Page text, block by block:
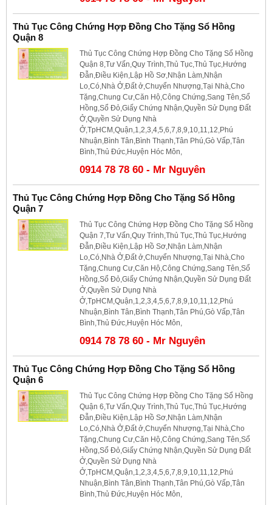
Thủ Tục Công Chứng Hợp Đồng Cho Tặng Sổ Hồng
Quận 8
Thủ Tục Công Chứng Hợp Đồng Cho Tặng Sổ Hồng
Quận 8,Tư Vấn,Quy Trình,Thủ Tục,Thủ Tục,Hướng
Đẫn,Điều Kiện,Lập Hồ Sơ,Nhận Làm,Nhận
Lo,Có,Nhà Ở,Đất ở,Chuyển Nhượng,Tại Nhà,Cho
Tặng,Chung Cư,Căn Hộ,Công Chứng,Sang Tên,Sổ
Hồng,Sổ Đỏ,Giấy Chứng Nhận,Quyền Sử Dụng Đất
Ở,Quyền Sử Dụng Nhà
Ở,TpHCM,Quận,1,2,3,4,5,6,7,8,9,10,11,12,Phú
Nhuận,Bình Tân,Bình Thạnh,Tân Phú,Gò Vấp,Tân
Bình,Thủ Đức,Huyện Hóc Môn,
0914 78 78 60 - Mr Nguyên
Thủ Tục Công Chứng Hợp Đồng Cho Tặng Sổ Hồng
Quận 7
Thủ Tục Công Chứng Hợp Đồng Cho Tặng Sổ Hồng
Quận 7,Tư Vấn,Quy Trình,Thủ Tục,Thủ Tục,Hướng
Đẫn,Điều Kiện,Lập Hồ Sơ,Nhận Làm,Nhận
Lo,Có,Nhà Ở,Đất ở,Chuyển Nhượng,Tại Nhà,Cho
Tặng,Chung Cư,Căn Hộ,Công Chứng,Sang Tên,Sổ
Hồng,Sổ Đỏ,Giấy Chứng Nhận,Quyền Sử Dụng Đất
Ở,Quyền Sử Dụng Nhà
Ở,TpHCM,Quận,1,2,3,4,5,6,7,8,9,10,11,12,Phú
Nhuận,Bình Tân,Bình Thạnh,Tân Phú,Gò Vấp,Tân
Bình,Thủ Đức,Huyện Hóc Môn,
0914 78 78 60 - Mr Nguyên
Thủ Tục Công Chứng Hợp Đồng Cho Tặng Sổ Hồng
Quận 6
Thủ Tục Công Chứng Hợp Đồng Cho Tặng Sổ Hồng
Quận 6,Tư Vấn,Quy Trình,Thủ Tục,Thủ Tục,Hướng
Đẫn,Điều Kiện,Lập Hồ Sơ,Nhận Làm,Nhận
Lo,Có,Nhà Ở,Đất ở,Chuyển Nhượng,Tại Nhà,Cho
Tặng,Chung Cư,Căn Hộ,Công Chứng,Sang Tên,Sổ
Hồng,Sổ Đỏ,Giấy Chứng Nhận,Quyền Sử Dụng Đất
Ở,Quyền Sử Dụng Nhà
Ở,TpHCM,Quận,1,2,3,4,5,6,7,8,9,10,11,12,Phú
Nhuận,Bình Tân,Bình Thạnh,Tân Phú,Gò Vấp,Tân
Bình,Thủ Đức,Huyện Hóc Môn,